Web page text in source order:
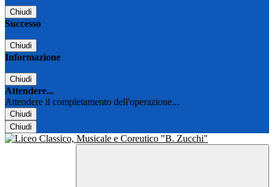
Chiudi
Successo
Chiudi
Informazione
Chiudi
Attendere...
Attendere il completamento dell'operazione...
Chiudi
Chiudi